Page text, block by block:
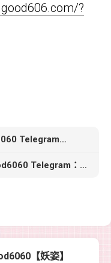
?
新竹東區叫小姐+Gleezy：good6060 Telegram：good6060【邢菲】165.C.48.25歲悶騷護理師兼職
台南住宿叫小姐+Gleezy：good6060 Telegram：good6060【叮噹】162cm 24歳Ccup 45kg外型清秀漂亮热情有點悶骚
【妖姿】